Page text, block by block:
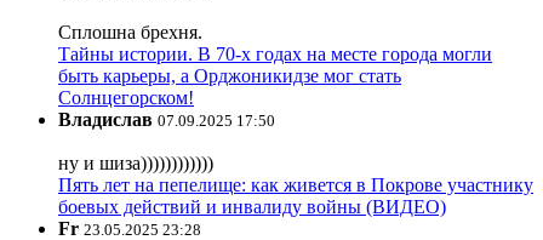
Сплошна брехня.
Тайны истории. В 70-х годах на месте города могли
быть карьеры, а Орджоникидзе мог стать
Солнцегорском!
Владислав 07.09.2025 17:50
ну и шиза))))))))))))
Пять лет на пепелище: как живется в Покрове участнику
боевых действий и инвалиду войны (ВИДЕО)
Fr 23.05.2025 23:28